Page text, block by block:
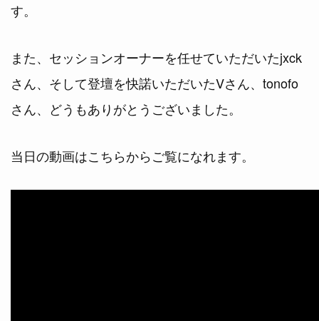
す。
また、セッションオーナーを任せていただいたjxck
さん、そして登壇を快諾いただいたVさん、tonofo
さん、どうもありがとうございました。
当日の動画はこちらからご覧になれます。